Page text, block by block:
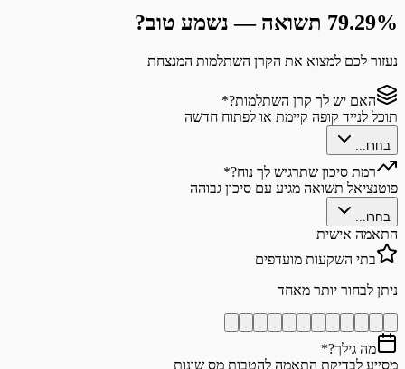
79.29% תשואה — נשמע טוב?
נעזור לכם למצוא את הקרן השתלמות המנצחת
האם יש לך קרן השתלמות?*
תוכל לנייד קופה קיימת או לפתוח חדשה
בחרו...
רמת סיכון שתרגיש לך נוח?*
פוטנציאל תשואה מגיע עם סיכון גבוהה
בחרו...
התאמה אישית
בתי השקעות מועדפים
ניתן לבחור יותר מאחד
מה גילך?*
מסייע לבדיקת התאמה להטבות מס שונות